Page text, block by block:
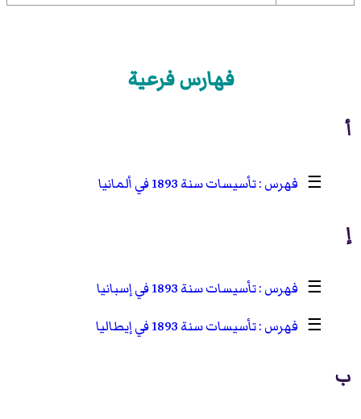
فهارس فرعية
أ
☰ تأسيسات سنة 1893 في ألمانيا
إ
☰
تأسيسات سنة 1893 في إسبانيا
☰
تأسيسات سنة 1893 في إيطاليا
ب